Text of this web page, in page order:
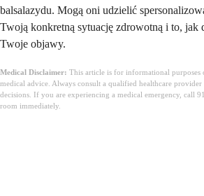
balsalazydu. Mogą oni udzielić
Twoją konkretną sytuację zdrowotną i to, jak
Twoje objawy.
Medical Disclaimer: This article is for informational purposes
medical advice. Always consult a qualified healthcare
decisions. If you are experiencing a medical emergency, call
room immediately.